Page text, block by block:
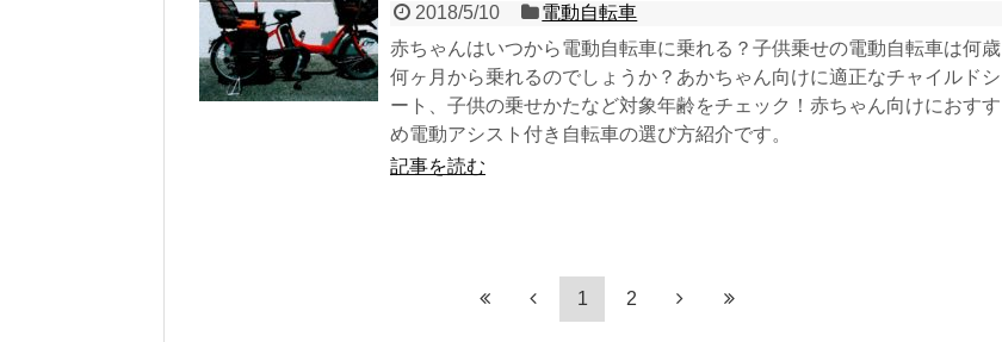
2018/5/10
電動自転車
赤ちゃんはいつから電動自転車に乗れる？子供乗せの電動自転車は何歳
何ヶ月から乗れるのでしょうか？あかちゃん向けに適正なチャイルドシ
ート、子供の乗せかたなど対象年齢をチェック！赤ちゃん向けにおすす
め電動アシスト付き自転車の選び方紹介です。
記事を読む
1 2